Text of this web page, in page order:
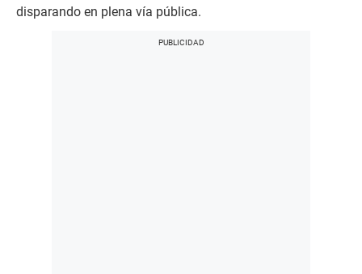
disparando en plena vía pública.